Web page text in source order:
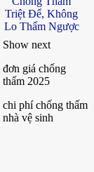
Show next
đơn giá chống
thấm 2025
chi phí chống thấm
nhà vệ sinh